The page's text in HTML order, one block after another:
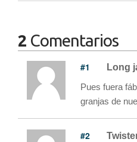
2 Comentarios
#1 Long
Pues fuera
granjas de
#2